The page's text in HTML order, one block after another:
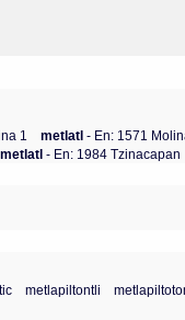
1 metlatl- En: 1571
metlatl- En: 1984 Tzinacapan
metlapiltontli